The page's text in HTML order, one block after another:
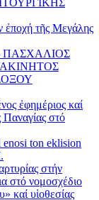
ἐποχή τῆς Μεγάλης
ΠΑΣΧΑΛΙΟΣ
ἐφημέριος καί
Παναγίας στό
enosi ton eklision
στήν
στό νομοσχέδιο
καί υἱοθεσίας